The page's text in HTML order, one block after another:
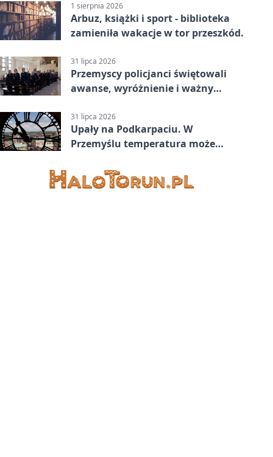
1 sierpnia 2026
Arbuz, książki i sport - biblioteka
zamieniła wakacje w tor przeszkód.
31 lipca 2026
Przemyscy policjanci świętowali
awanse, wyróżnienie i ważny
31 lipca 2026
Upały na Podkarpaciu. W
Przemyślu temperatura może